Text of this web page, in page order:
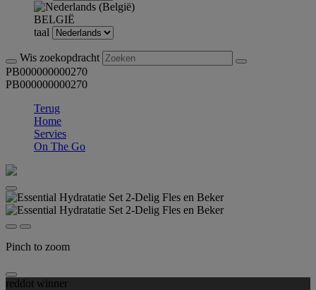
BELGIË
taal
Wis zoekopdracht
PB000000000270
PB000000000270
Terug
Home
Servies
On The Go
Pinch to zoom
reddot winner